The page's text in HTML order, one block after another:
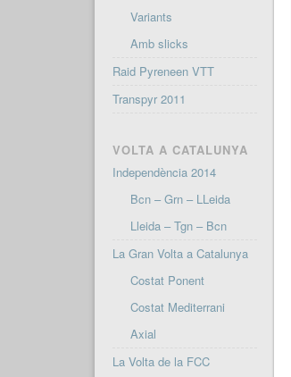
Variants
Amb slicks
Raid Pyreneen VTT
Transpyr 2011
VOLTA A CATALUNYA
Independència 2014
Bcn – Grn – LLeida
Lleida – Tgn – Bcn
La Gran Volta a Catalunya
Costat Ponent
Costat Mediterrani
Axial
La Volta de la FCC